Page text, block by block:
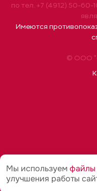
© ООО
по тел. +7 (4912) 50-60-
Имеются
Мы используем файлы
улучшения работы